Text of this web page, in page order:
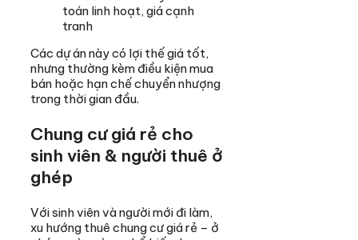
toán linh hoạt, giá cạnh
tranh
Các dự án này có lợi thế giá tốt,
nhưng thường kèm điều kiện mua
bán hoặc hạn chế chuyển nhượng
trong thời gian đầu.
Chung cư giá rẻ cho
sinh viên & người thuê ở
ghép
Với sinh viên và người mới đi làm,
xu hướng thuê chung cư giá rẻ – ở